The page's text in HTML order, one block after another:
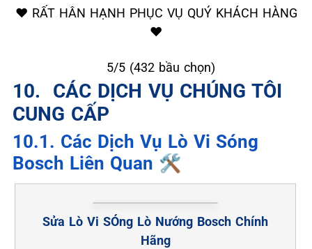
❤️ RẤT HÂN HẠNH PHỤC VỤ QUÝ KHÁCH HÀNG
❤️
5/5 (432 bầu chọn)
10. ️ CÁC DỊCH VỤ CHÚNG TÔI
CUNG CẤP
10.1. Các Dịch Vụ Lò Vi Sóng
Bosch Liên Quan 🛠️
Sửa Lò Vi SÓng Lò Nướng Bosch Chính
Hãng